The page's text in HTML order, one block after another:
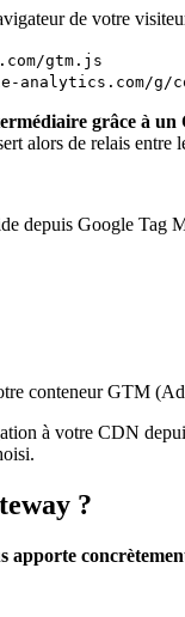
de votre
gtm.js
analytics.com/g/
grâce à
alors de relais entre
depuis Google Tag
conteneur GTM
à votre CDN
?
apporte